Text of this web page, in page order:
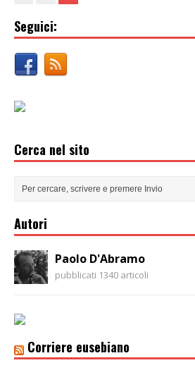
Seguici:
Cerca nel sito
Autori
Paolo D'Abramo
pubblicati 1340 articoli
Corriere eusebiano